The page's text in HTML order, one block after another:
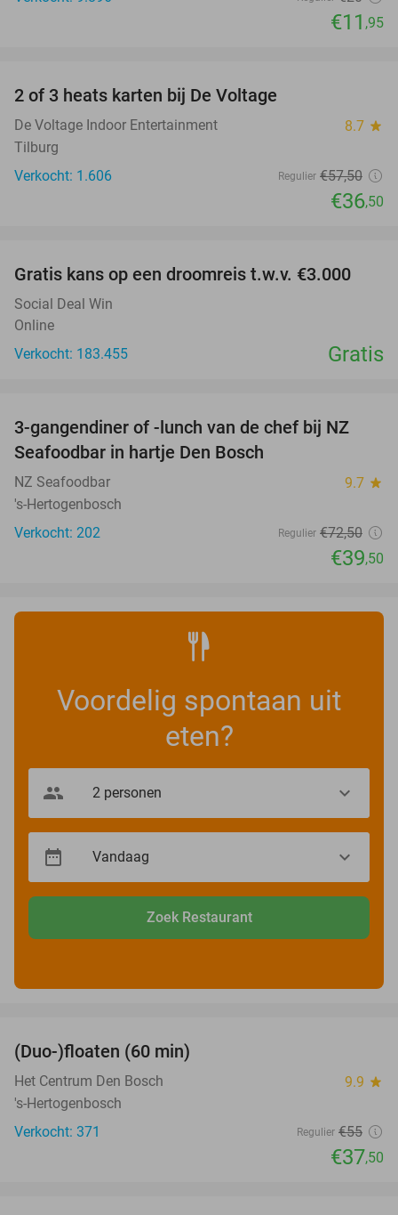
€11 ,95
2 of 3 heats karten bij De Voltage
De Voltage Indoor Entertainment 8.7 star
Tilburg
Verkocht: 1.606
Regulier €57,50
€36,50
Gratis kans op een droomreis t.w.v. €3.000
Social Deal Win
Online
Verkocht: 183.455
Gratis
46%
3-gangendiner of -lunch van de chef bij NZ
Seafoodbar in hartje Den Bosch
NZ Seafoodbar 9.7 star
's-Hertogenbosch
Verkocht: 202
Regulier €72,50
€39,50
Voordelig spontaan uit
eten?
Zoek Restaurant
(Duo-)floaten (60 min)
Het Centrum Den Bosch 9.9 star
's-Hertogenbosch
Verkocht: 371
Regulier €55
€37,50